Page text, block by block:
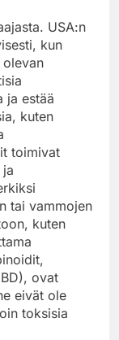
USA:n
kun
ja estää
kuten
toimivat
tai vammojen
kuten
ovat
eivät ole
toksisia